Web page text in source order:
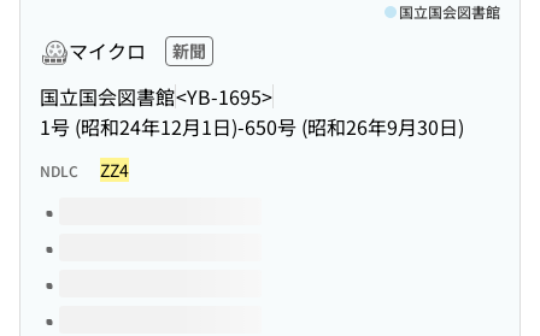
マイクロ 新聞
国立国会図書館<YB-1695>
1号 (昭和24年12月1日)-650号 (昭和26年9月30日)
国立国会図書館
NDLC ZZ4
このタイトルの巻号